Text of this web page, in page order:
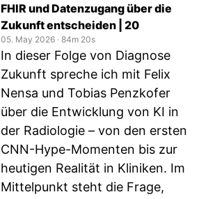
FHIR und Datenzugang über die
Zukunft entscheiden | 20
05. May 2026 ‧ 84m 20s
In dieser Folge von Diagnose
Zukunft spreche ich mit Felix
Nensa und Tobias Penzkofer
über die Entwicklung von KI in
der Radiologie – von den ersten
CNN-Hype-Momenten bis zur
heutigen Realität in Kliniken. Im
Mittelpunkt steht die Frage,